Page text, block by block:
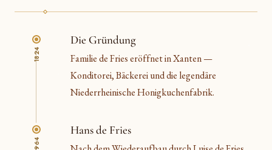
1824
Die Gründung
Familie de Fries eröffnet in Xanten —
Konditorei, Bäckerei und die legendäre
Niederrheinische Honigkuchenfabrik.
1964
Hans de Fries